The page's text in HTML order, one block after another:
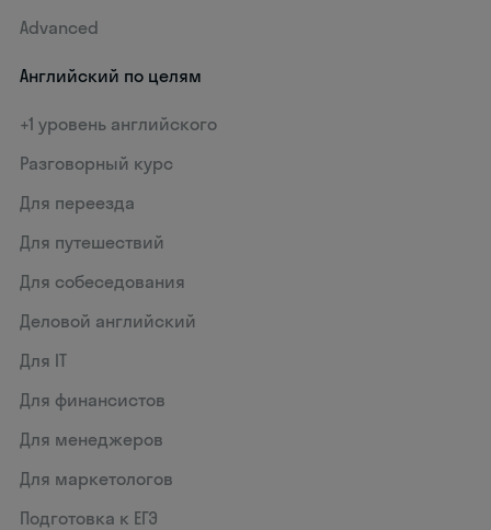
Advanced
Английский по целям
+1 уровень английского
Разговорный курс
Для переезда
Для путешествий
Для собеседования
Деловой английский
Для IT
Для финансистов
Для менеджеров
Для маркетологов
Подготовка к ЕГЭ